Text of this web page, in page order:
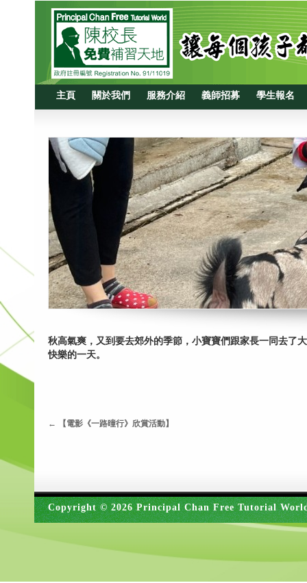
主頁 關於我們 服務介紹 義師招募 學生報名
秋高氣爽，又到要去郊外的季節，小寶寶們跟家長一同去
快樂的一天。
← 【電影《一路曈行》欣賞活動】
Copyright © 2026 Principal Chan Free Tutorial